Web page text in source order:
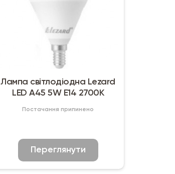
Лампа світлодіодна Lezard
LED A45 5W E14 2700K
Постачання припинено
Переглянути